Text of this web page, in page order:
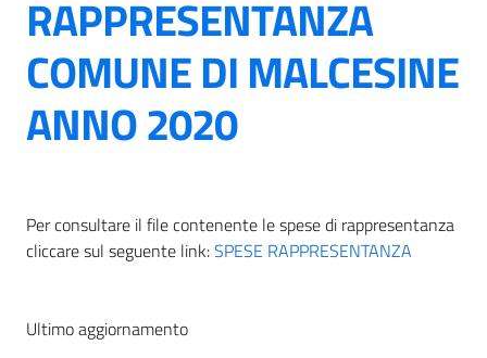
RAPPRESENTANZA
COMUNE DI MALCESINE
ANNO 2020
Per consultare il file contenente le spese di rappresentanza
cliccare sul seguente link:SPESE RAPPRESENTANZA
Ultimo aggiornamento